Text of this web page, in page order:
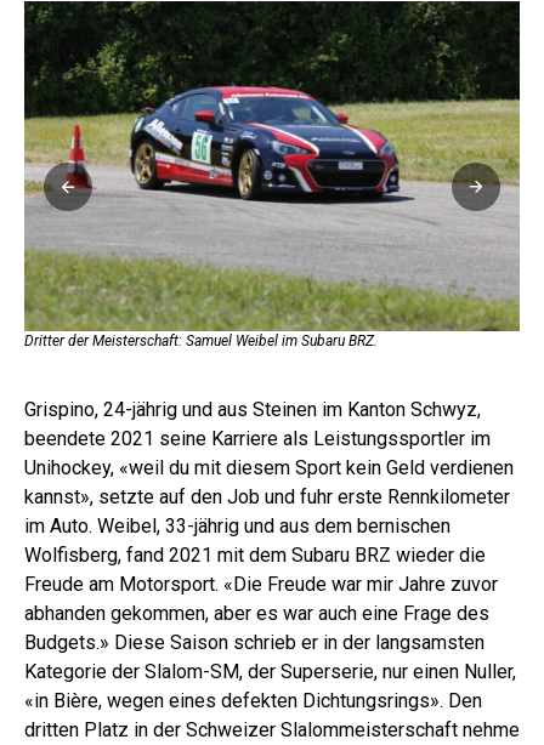
Dritter der Meisterschaft: Samuel Weibel im Subaru BRZ.
Grispino, 24-jährig und aus Steinen im Kanton Schwyz,
beendete 2021 seine Karriere als Leistungssportler im
Unihockey, «weil du mit diesem Sport kein Geld verdienen
kannst», setzte auf den Job und fuhr erste Rennkilometer
im Auto. Weibel, 33-jährig und aus dem bernischen
Wolfisberg, fand 2021 mit dem Subaru BRZ wieder die
Freude am Motorsport. «Die Freude war mir Jahre zuvor
abhanden gekommen, aber es war auch eine Frage des
Budgets.» Diese Saison schrieb er in der langsamsten
Kategorie der Slalom-SM, der Superserie, nur einen Nuller,
«in Bière, wegen eines defekten Dichtungsrings». Den
dritten Platz in der Schweizer Slalommeisterschaft nehme